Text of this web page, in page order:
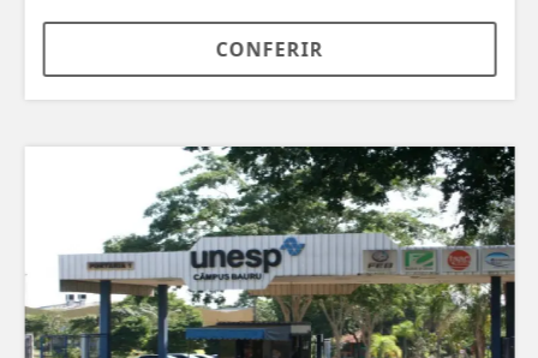
CONFERIR